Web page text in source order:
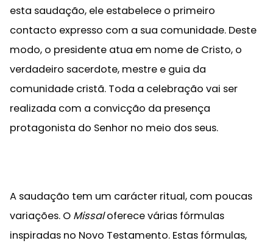
esta saudação, ele estabelece o primeiro
contacto expresso com a sua comunidade. Deste
modo, o presidente atua em nome de Cristo, o
verdadeiro sacerdote, mestre e guia da
comunidade cristã. Toda a celebração vai ser
realizada com a convicção da presença
protagonista do Senhor no meio dos seus.
A saudação tem um carácter ritual, com poucas
variações. O Missaloferece várias fórmulas
inspiradas no Novo Testamento. Estas fórmulas,